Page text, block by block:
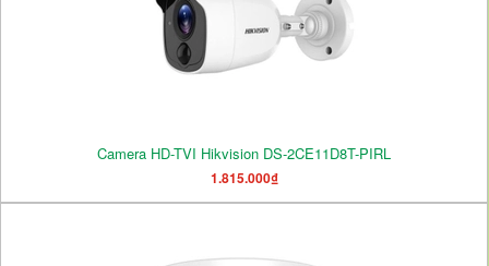
Camera HD-TVI Hikvision DS-2CE11D8T-PIRL
1.815.000₫